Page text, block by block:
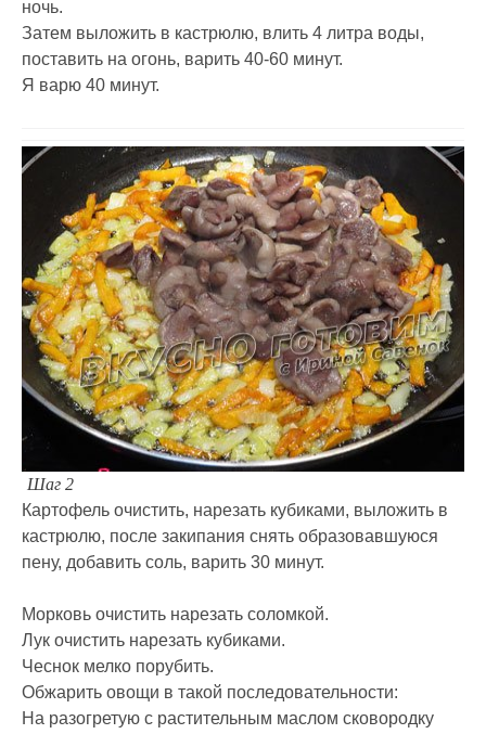
ночь.
Затем выложить в кастрюлю, влить 4 литра воды,
поставить на огонь, варить 40-60 минут.
Я варю 40 минут.
Шаг 2
Картофель очистить, нарезать кубиками, выложить в
кастрюлю, после закипания снять образовавшуюся
пену, добавить соль, варить 30 минут.
Морковь очистить нарезать соломкой.
Лук очистить нарезать кубиками.
Чеснок мелко порубить.
Обжарить овощи в такой последовательности:
На разогретую с растительным маслом сковородку